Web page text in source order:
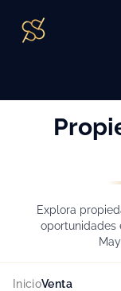
Explora
oportunidades
InicioVenta